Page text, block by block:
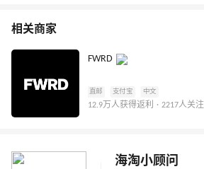
相关商家
FWRD
直邮 支付宝 中文
12.9万人获得返利 · 2217人关注
海淘小顾问